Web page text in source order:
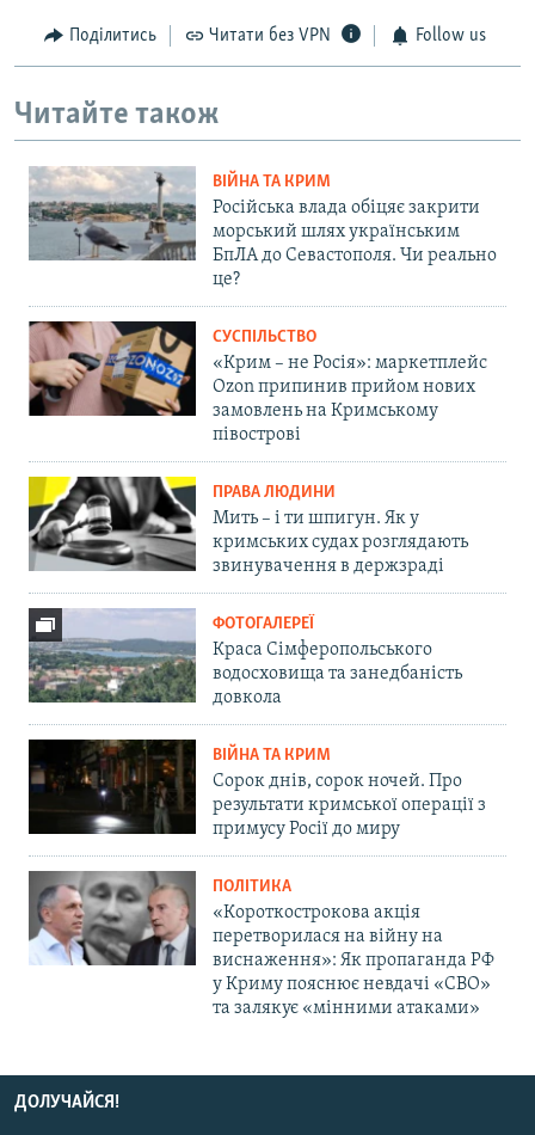
Поділитись Читати без VPN Follow us
Читайте також
ВІЙНА ТА КРИМ
Російська влада обіцяє закрити
морський шлях українським
БпЛА до Севастополя. Чи реально
це?
СУСПІЛЬСТВО
«Крим – не Росія»: маркетплейс
Ozon припинив прийом нових
замовлень на Кримському
півострові
ПРАВА ЛЮДИНИ
Мить – і ти шпигун. Як у
кримських судах розглядають
звинувачення в держзраді
ФОТОГАЛЕРЕЇ
Краса Сімферопольського
водосховища та занедбаність
довкола
ВІЙНА ТА КРИМ
Сорок днів, сорок ночей. Про
результати кримської операції з
примусу Росії до миру
ПОЛІТИКА
«Короткострокова акція
перетворилася на війну на
виснаження»: Як пропаганда РФ
у Криму пояснює невдачі «СВО»
та залякує «мінними атаками»
ДОЛУЧАЙСЯ!